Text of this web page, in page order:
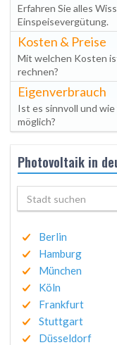
Erfahren Sie alles
Einspeisevergütung.
Kosten & Preise
Mit welchen Kosten
rechnen?
Eigenverbrauch
Ist es sinnvoll und
möglich?
Photovoltaik in
Berlin
Hamburg
München
Köln
Frankfurt
Stuttgart
Düsseldorf